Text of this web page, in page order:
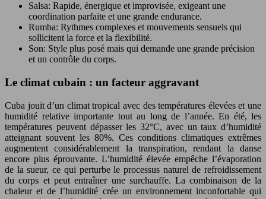
Salsa: Rapide, énergique et improvisée, exigeant une
coordination parfaite et une grande endurance.
Rumba: Rythmes complexes et mouvements sensuels qui
sollicitent la force et la flexibilité.
Son: Style plus posé mais qui demande une grande précision
et un contrôle du corps.
Le climat cubain : un facteur aggravant
Cuba jouit d’un climat tropical avec des températures élevées et une
humidité relative importante tout au long de l’année. En été, les
températures peuvent dépasser les 32°C, avec un taux d’humidité
atteignant souvent les 80%. Ces conditions climatiques extrêmes
augmentent considérablement la transpiration, rendant la danse
encore plus éprouvante. L’humidité élevée empêche l’évaporation
de la sueur, ce qui perturbe le processus naturel de refroidissement
du corps et peut entraîner une surchauffe. La combinaison de la
chaleur et de l’humidité crée un environnement inconfortable qui